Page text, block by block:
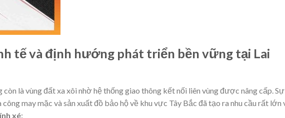
tế và định hướng phát triển bền vững tại Lai
còn là vùng đất xa xôi nhờ hệ thống giao thông kết nối liên vùng được nâng cấp. Sự
may mặc và sản xuất đồ bảo hộ về khu vực Tây Bắc đã tạo ra nhu cầu rất lớn
xé: